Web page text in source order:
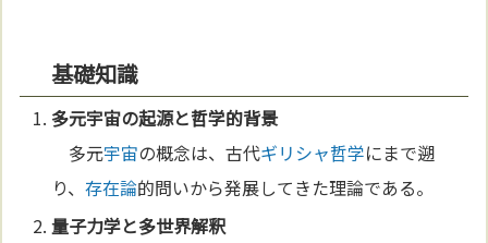
基礎知識
多元宇宙の起源と哲学的背景
多元宇宙の概念は、古代ギリシャ哲学にまで遡
り、存在論的問いから発展してきた理論である。
量子力学と多世界解釈